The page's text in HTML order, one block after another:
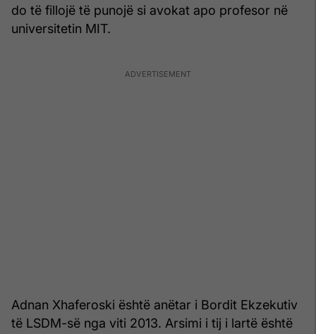
do të fillojë të punojë si avokat apo profesor në
universitetin MIT.
Adnan Xhaferoski është anëtar i Bordit Ekzekutiv
të LSDM-së nga viti 2013. Arsimi i tij i lartë është